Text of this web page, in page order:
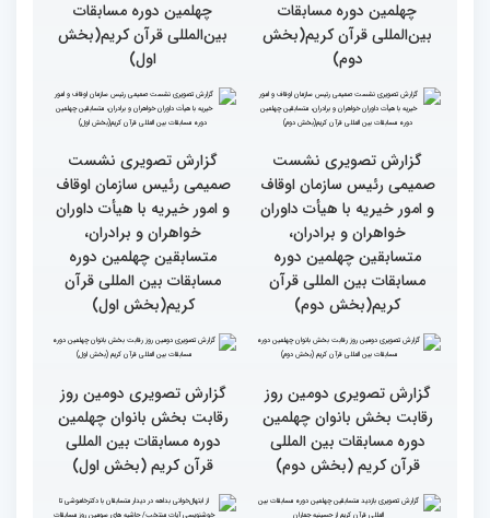
کتاب قرآن با قلب ما مرتبط
و قابل توصیف نیست
جزئیات سومین روز رقابت
بخش بانوان مسابقات
بین‌المللی قرآن کریم
گزارش تصویری سومین روز
رقابت بخش برادران
چهلمین دوره مسابقات
بین‌المللی قرآن کریم(بخش
دوم)
گزارش تصویری سومین روز
رقابت بخش برادران
چهلمین دوره مسابقات
بین‌المللی قرآن کریم(بخش
اول)
گزارش تصویری نشست
صمیمی رئیس سازمان اوقاف
و امور خیریه با هیأت داوران
خواهران و برادران،
متسابقین چهلمین دوره
مسابقات بین المللی قرآن
کریم(بخش دوم)
گزارش تصویری نشست
صمیمی رئیس سازمان اوقاف
و امور خیریه با هیأت داوران
خواهران و برادران،
متسابقین چهلمین دوره
مسابقات بین المللی قرآن
کریم(بخش اول)